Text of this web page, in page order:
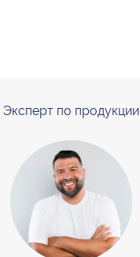
Эксперт по продукции